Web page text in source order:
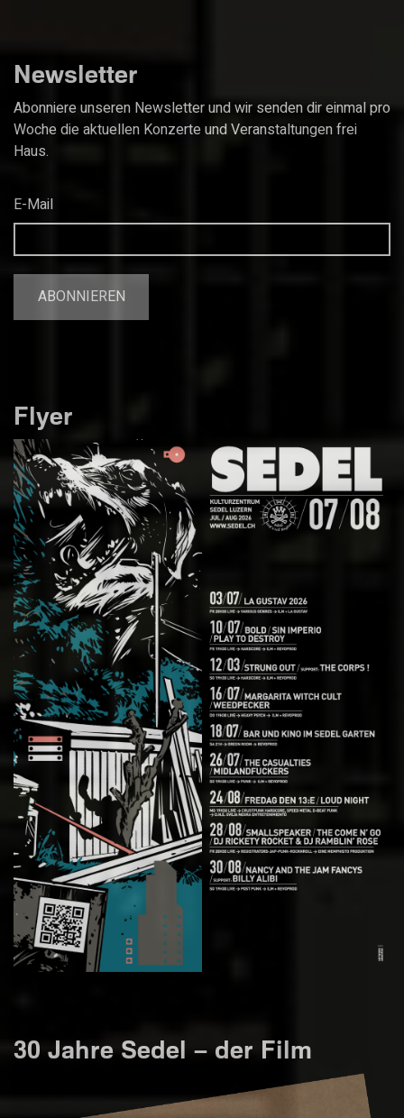
Newsletter
Abonniere unseren Newsletter und wir senden dir einmal pro
Woche die aktuellen Konzerte und Veranstaltungen frei
Haus.
E-Mail
Flyer
30 Jahre Sedel – der Film